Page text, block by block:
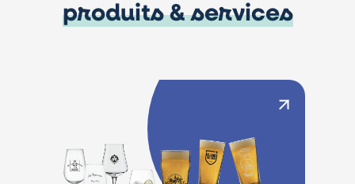
produits & services